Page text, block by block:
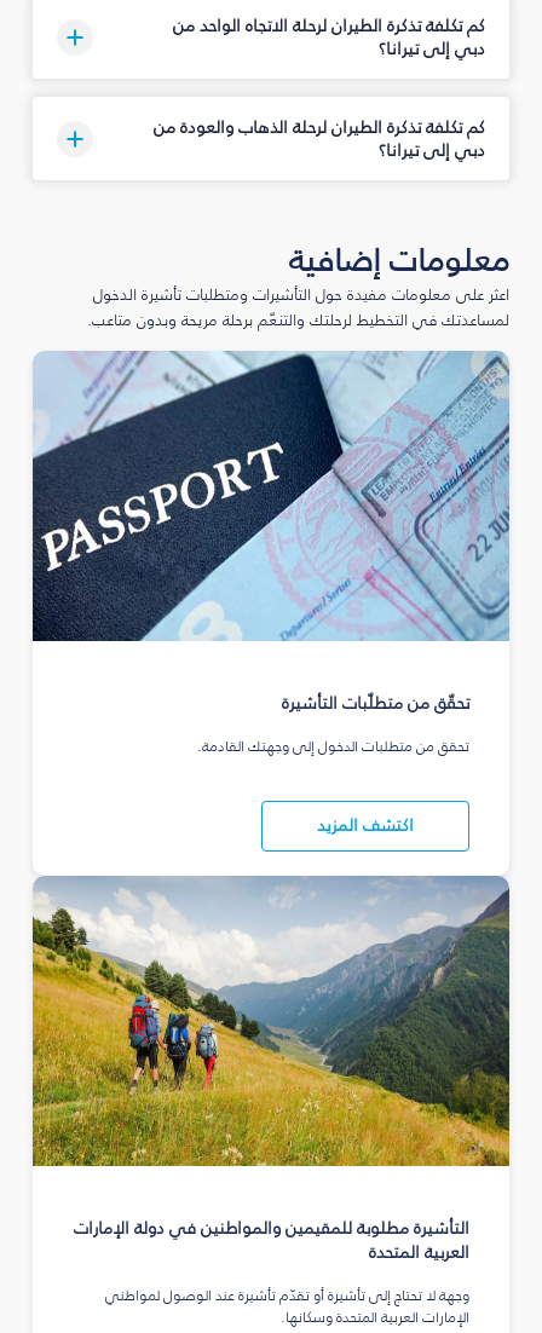
كم تكلفة تذكرة الطيران لرحلة الاتجاه الواحد من
دبي إلى تيرانا؟
كم تكلفة تذكرة الطيران لرحلة الذهاب والعودة من
دبي إلى تيرانا؟
معلومات إضافية
اعثر على معلومات مفيدة حول التأشيرات ومتطلبات تأشيرة الدخول
لمساعدتك في التخطيط لرحلتك والتنعّم برحلة مريحة وبدون متاعب.
تحقّق من متطلّبات التأشيرة
تحقق من متطلبات الدخول إلى وجهتك القادمة.
اكتشف المزيد
التأشيرة مطلوبة للمقيمين والمواطنين في دولة الإمارات
العربية المتحدة
وجهة لا تحتاج إلى تأشيرة أو تقدّم تأشيرة عند الوصول لمواطني
الإمارات العربية المتحدة وسكانها.